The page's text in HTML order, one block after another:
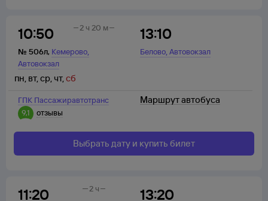
10:50
№ 506л, Кемерово,
Автовокзал
13:10
Белово,Автовокзал
2 ч 20 м
ГПК Пассажиравтотранс
9,1
отзывы
пн, вт,ср, чт,сб
Маршрут автобуса
Выбрать дату и купить билет
11:20 13:20
2 ч